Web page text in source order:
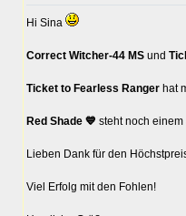
Hi Sina
Correct Witcher-44 MS und
Ticket to Fearless Ranger hat
Red Shade 💙 steht noch
Lieben Dank für den
Viel Erfolg mit den Fohlen!